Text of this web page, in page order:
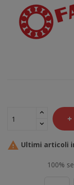
 Ultimi articoli
100%